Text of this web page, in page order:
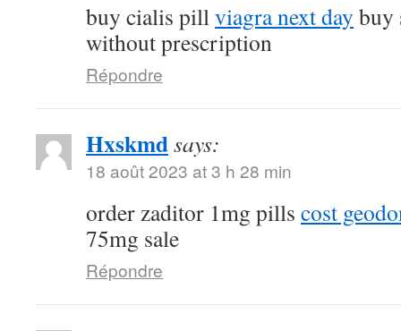
buy cialis pillviagra next day buy
without prescription
Répondre
Hxskmdsays:
18 août 2023 at 3 h 28 min
order zaditor 1mg pills cost
75mg sale
Répondre